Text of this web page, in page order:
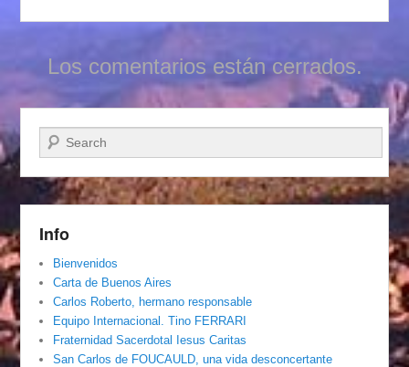
Los comentarios están cerrados.
Buscar
Info
Bienvenidos
Carta de Buenos Aires
Carlos Roberto, hermano responsable
Equipo Internacional. Tino FERRARI
Fraternidad Sacerdotal Iesus Caritas
San Carlos de FOUCAULD, una vida desconcertante